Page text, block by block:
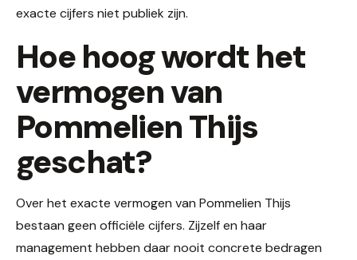
exacte cijfers niet publiek zijn.
Hoe hoog wordt het
vermogen van
Pommelien Thijs
geschat?
Over het exacte vermogen van Pommelien Thijs
bestaan geen officiële cijfers. Zijzelf en haar
management hebben daar nooit concrete bedragen